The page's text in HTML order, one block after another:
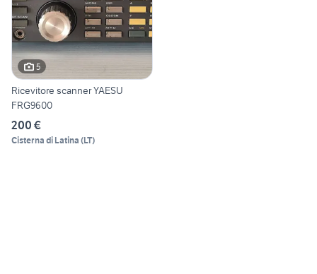
5
Ricevitore scanner YAESU
FRG9600
200 €
Cisterna di Latina (LT)